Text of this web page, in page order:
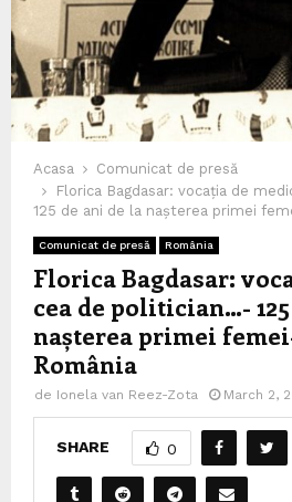
Acasa
Comunicat de presă
Florica Bagdasar: vocația de
125 de ani de la nașterea primei
Comunicat de presă România
Florica Bagdasar:
cea de politician…-
nașterea primei
România
de Ionela van Reez-Zota March 2,
SHARE 0